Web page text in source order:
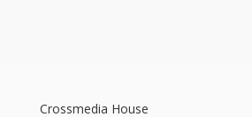
Crossmedia House